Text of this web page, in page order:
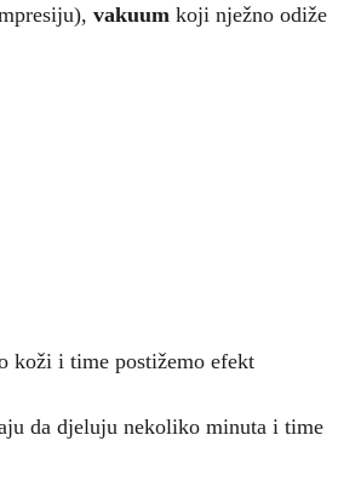
vakuum koji nježno odiže
koži i time postižemo efekt
da djeluju nekoliko minuta i time